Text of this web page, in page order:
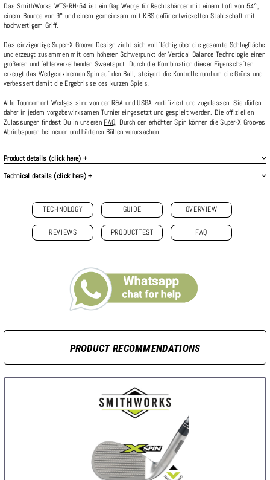
Das SmithWorks WTS-RH-54 ist ein Gap Wedge für Rechtshänder mit einem Loft von 54°,
einem Bounce von 9° und einem gemeinsam mit KBS dafür entwickelten Stahlschaft mit
hochwertigem Griff.
Das einzigartige Super-X Groove Design zieht sich vollflächig über die gesamte Schlagfläche
und erzeugt zusammen mit dem höheren Schwerpunkt der Vertical Balance Technologie einen
größeren und fehlerverzeihenden Sweetspot. Durch die Kombination dieser Eigenschaften
erzeugt das Wedge extremen Spin auf den Ball, steigert die Kontrolle rund um die Grüns und
verbessert damit die Ergebnisse des kurzen Spiels.
Alle Tournament Wedges sind von der R&A und USGA zertifiziert und zugelassen. Sie dürfen
daher in jedem vorgabewirksamen Turnier eingesetzt und gespielt werden. Die offiziellen
Zulassungen findest Du in unseren FAQ. Durch den erhöhten Spin können die Super-X Grooves
Abriebspuren bei neuen und härteren Bällen verursachen.
Product details (click here) +
Technical details (click here) +
TECHNOLOGY GUIDE OVERVIEW
REVIEWS PRODUCTTEST FAQ
PRODUCT RECOMMENDATIONS